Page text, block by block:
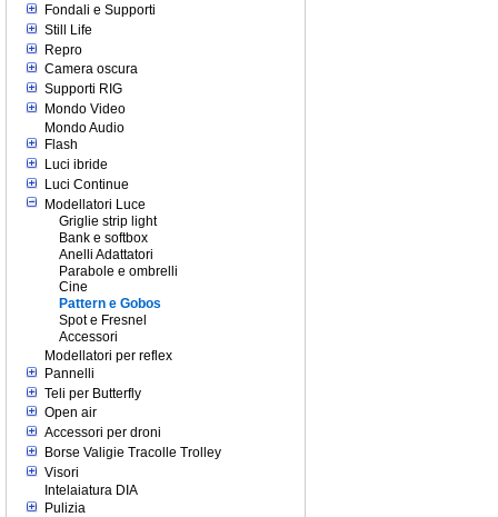
Fondali e Supporti
Still Life
Repro
Camera oscura
Supporti RIG
Mondo Video
Mondo Audio
Flash
Luci ibride
Luci Continue
Modellatori Luce
Griglie strip light
Bank e softbox
Anelli Adattatori
Parabole e ombrelli
Cine
Pattern e Gobos
Spot e Fresnel
Accessori
Modellatori per reflex
Pannelli
Teli per Butterfly
Open air
Accessori per droni
Borse Valigie Tracolle Trolley
Visori
Intelaiatura DIA
Pulizia